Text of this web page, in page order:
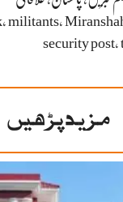
، militants،
security post،
مزید پڑھیں